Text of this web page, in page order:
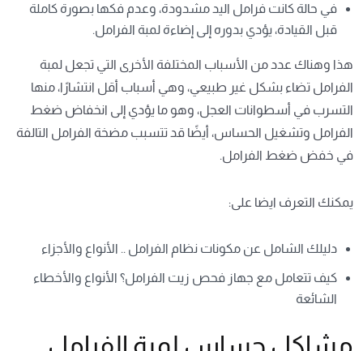
في حالة كانت فرامل اليد مشدودة، وعدم فكها بصورة كاملة
قبل القيادة، يؤدي بدوره إلى إضاءة لمبة الفرامل.
هذا وهناك عدد من الأسباب المختلفة الأخرى التي تجعل لمبة
الفرامل تضاء بشكل غير طبيعي، وهي أسباب أقل انتشارًا، منها
التسرب في أسطوانات العجل، وهو ما يؤدي إلى انخفاض ضغط
الفرامل وتشغيل الحساس، أيضًا قد تتسبب مضخة الفرامل التالفة
في خفض ضغط الفرامل.
يمكنك التعرف ايضا على:
دليلك الشامل عن مكونات نظام الفرامل .. الأنواع والأجزاء
كيف تتعامل مع جهاز فحص زيت الفرامل؟ الأنواع والأخطاء
الشائعة